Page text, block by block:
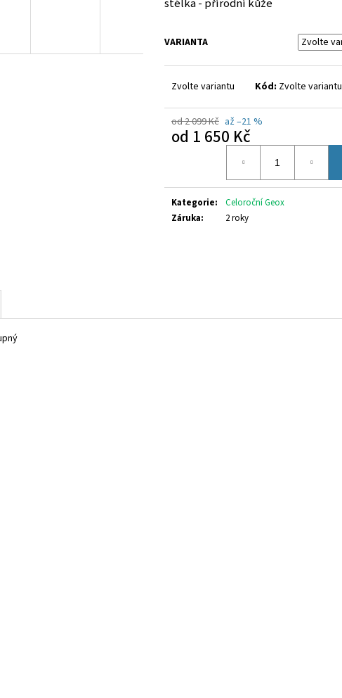
VARIANTA
Zvolte variantu Kód: Zvolte variantu
od 2 099 Kč až –21 %
od 1 650 Kč
Kategorie:
Celoroční Geox
Záruka: 2 roky